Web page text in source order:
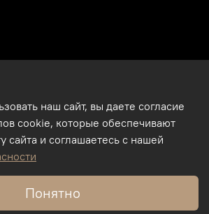
в Тюмени. Тюменские
из кости, бивня мамонта в
Корпоративные подарки.
Интернет-магазин. Использование
на данном сайте, на других
правообладателя - ИП
наш сайт, вы даете согласие
cookie, которые обеспечивают
сайта и соглашаетесь с нашей
Понятно